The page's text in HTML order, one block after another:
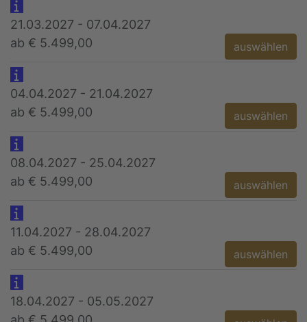
21.03.2027 - 07.04.2027
ab € 5.499,00
auswählen
04.04.2027 - 21.04.2027
ab € 5.499,00
auswählen
08.04.2027 - 25.04.2027
ab € 5.499,00
auswählen
11.04.2027 - 28.04.2027
ab € 5.499,00
auswählen
18.04.2027 - 05.05.2027